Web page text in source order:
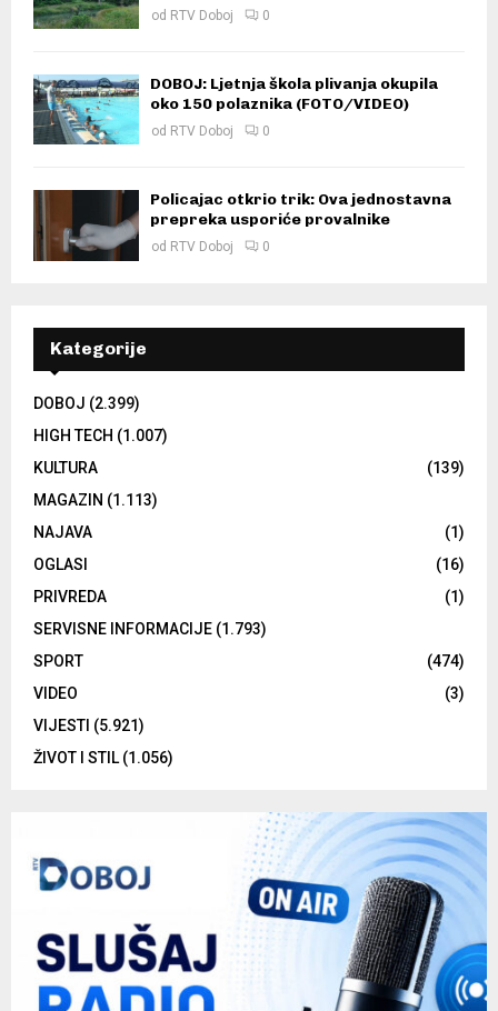
od RTV Doboj 0
DOBOJ: Ljetnja škola plivanja okupila
oko 150 polaznika (FOTO/VIDEO)
od RTV Doboj 0
Policajac otkrio trik: Ova jednostavna
prepreka usporiće provalnike
od RTV Doboj 0
Kategorije
DOBOJ (2.399)
HIGH TECH (1.007)
KULTURA
(139)
MAGAZIN (1.113)
NAJAVA
(1)
OGLASI
(16)
PRIVREDA
(1)
SERVISNE INFORMACIJE (1.793)
SPORT
(474)
VIDEO
(3)
VIJESTI (5.921)
ŽIVOT I STIL (1.056)